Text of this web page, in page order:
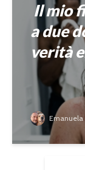
Il mio
a due
verità
Emanuela